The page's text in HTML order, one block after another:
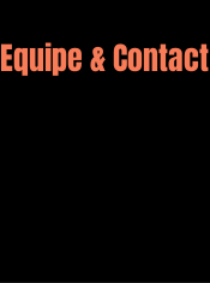
Equipe & Contact